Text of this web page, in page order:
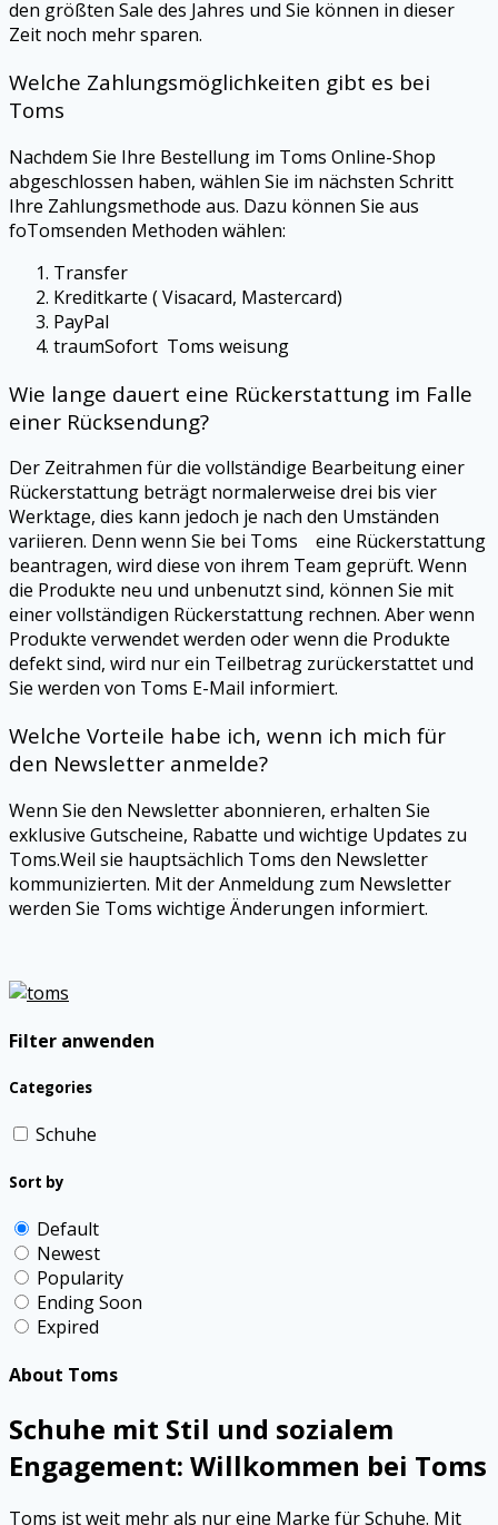
den größten Sale des Jahres und Sie können in dieser
Zeit noch mehr sparen.
Welche Zahlungsmöglichkeiten gibt es bei
Toms
Nachdem Sie Ihre Bestellung im Toms Online-Shop
abgeschlossen haben, wählen Sie im nächsten Schritt
Ihre Zahlungsmethode aus. Dazu können Sie aus
foTomsenden Methoden wählen:
Transfer
Kreditkarte (Visacard, Mastercard)
PayPal
traumSofort Toms weisung
Wie lange dauert eine Rückerstattung im Falle
einer Rücksendung?
Der Zeitrahmen für die vollständige Bearbeitung einer
Rückerstattung beträgt normalerweise drei bis vier
Werktage, dies kann jedoch je nach den Umständen
variieren. Denn wenn Sie bei Toms eine Rückerstattung
beantragen, wird diese von ihrem Team geprüft. Wenn
die Produkte neu und unbenutzt sind, können Sie mit
einer vollständigen Rückerstattung rechnen. Aber wenn
Produkte verwendet werden oder wenn die Produkte
defekt sind, wird nur ein Teilbetrag zurückerstattet und
Sie werden von Toms E-Mail informiert.
Welche Vorteile habe ich, wenn ich mich für
den Newsletter anmelde?
Wenn Sie den Newsletter abonnieren, erhalten Sie
exklusive Gutscheine, Rabatte und wichtige Updates zu
Toms.Weil sie hauptsächlich Toms den Newsletter
kommunizierten. Mit der Anmeldung zum Newsletter
werden Sie Toms wichtige Änderungen informiert.
Filter anwenden
Categories
Schuhe
Sort by
Default
Newest
Popularity
Ending Soon
Expired
About Toms
Schuhe mit Stil und sozialem
Engagement: Willkommen bei Toms
Toms ist weit mehr als nur eine Marke für Schuhe. Mit